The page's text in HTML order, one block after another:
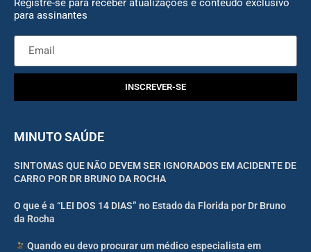
Registre-se para receber atualizações e conteúdo exclusivo
para assinantes
INSCREVER-SE
MINUTO SAÚDE
SINTOMAS QUE NÃO DEVEM SER IGNORADOS EM ACIDENTE DE
CARRO POR DR BRUNO DA ROCHA
O que é a “LEI DOS 14 DIAS” no Estado da Florida por Dr Bruno
da Rocha
Quando eu devo procurar um médico especialista em